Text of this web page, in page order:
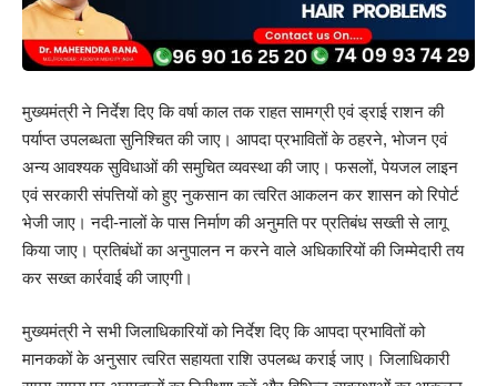
मुख्यमंत्री ने निर्देश दिए कि वर्षा काल तक राहत सामग्री एवं ड्राई राशन की
पर्याप्त उपलब्धता सुनिश्चित की जाए। आपदा प्रभावितों के ठहरने, भोजन एवं
अन्य आवश्यक सुविधाओं की समुचित व्यवस्था की जाए। फसलों, पेयजल लाइन
एवं सरकारी संपत्तियों को हुए नुकसान का त्वरित आकलन कर शासन को रिपोर्ट
भेजी जाए। नदी-नालों के पास निर्माण की अनुमति पर प्रतिबंध सख्ती से लागू
किया जाए। प्रतिबंधों का अनुपालन न करने वाले अधिकारियों की जिम्मेदारी तय
कर सख्त कार्रवाई की जाएगी।
मुख्यमंत्री ने सभी जिलाधिकारियों को निर्देश दिए कि आपदा प्रभावितों को
मानककों के अनुसार त्वरित सहायता राशि उपलब्ध कराई जाए। जिलाधिकारी